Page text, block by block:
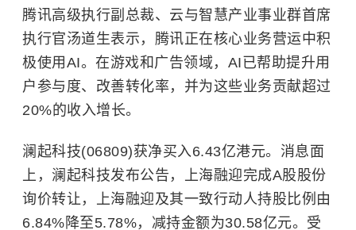
腾讯高级执行副总裁、云与智慧产业事业群首席
执行官汤道生表示，腾讯正在核心业务营运中积
极使用AI。在游戏和广告领域，AI已帮助提升用
户参与度、改善转化率，并为这些业务贡献超过
20%的收入增长。
澜起科技(06809)获净买入6.43亿港元。消息面
上，澜起科技发布公告，上海融迎完成A股股份
询价转让，上海融迎及其一致行动人持股比例由
6.84%降至5.78%，减持金额为30.58亿元。受